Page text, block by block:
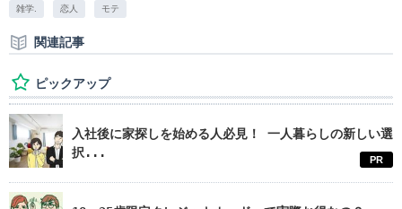
雑学. 恋人 モテ
関連記事
ピックアップ
入社後に家探しを始める人必見！ 一人暮らしの新しい選
択...
PR